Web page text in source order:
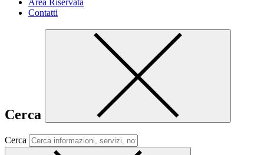
Contatti
Cerca
Cerca